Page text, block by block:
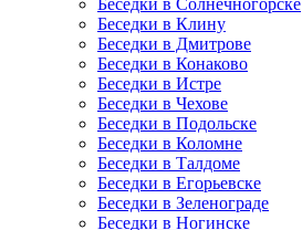
Беседки в Солнечногорске
Беседки в Клину
Беседки в Дмитрове
Беседки в Конаково
Беседки в Истре
Беседки в Чехове
Беседки в Подольске
Беседки в Коломне
Беседки в Талдоме
Беседки в Егорьевске
Беседки в Зеленограде
Беседки в Ногинске